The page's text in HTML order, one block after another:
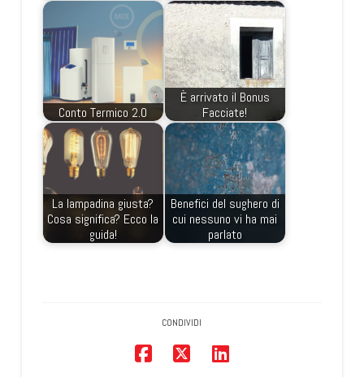
Conto Termico 2.0
È arrivato il Bonus
Facciate!
La lampadina giusta?
Cosa significa? Ecco la
guida!
Benefici del sughero di
cui nessuno vi ha mai
parlato
CONDIVIDI